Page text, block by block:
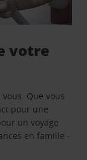
votre
Que vous
pour une
un voyage
en famille -